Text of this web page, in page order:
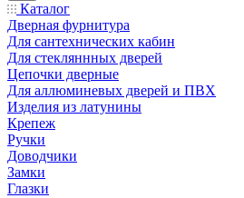
Каталог
Дверная фурнитура
Для сантехнических кабин
Для стекляннных дверей
Цепочки дверные
Для аллюминевых дверей и ПВХ
Изделия из латунины
Крепеж
Ручки
Доводчики
Замки
Глазки